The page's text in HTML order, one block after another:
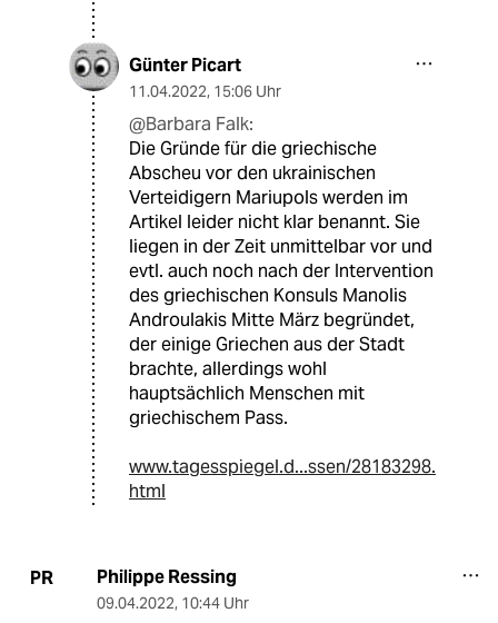
Günter Picart
11.04.2022, 15:06 Uhr
@Barbara Falk:
Die Gründe für die griechische
Abscheu vor den ukrainischen
Verteidigern Mariupols werden im
Artikel leider nicht klar benannt. Sie
liegen in der Zeit unmittelbar vor und
evtl. auch noch nach der Intervention
des griechischen Konsuls Manolis
Androulakis Mitte März begründet,
der einige Griechen aus der Stadt
brachte, allerdings wohl
hauptsächlich Menschen mit
griechischem Pass.
www.tagesspiegel.d...ssen/28183298.
html
PR Philippe Ressing
09.04.2022, 10:44 Uhr